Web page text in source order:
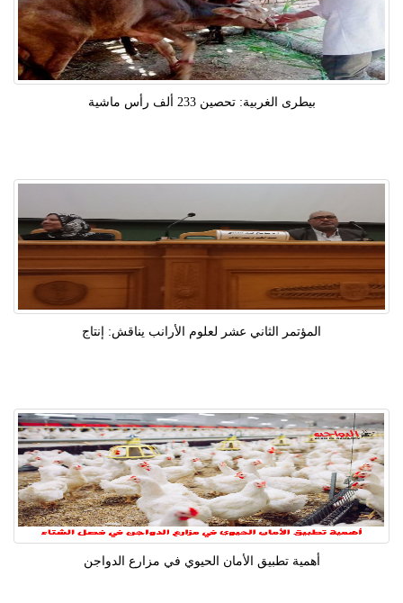
بيطرى الغربية: تحصين 233 ألف رأس ماشية
المؤتمر الثاني عشر لعلوم الأرانب يناقش: إنتاج
أهمية تطبيق الأمان الحيوي في مزارع الدواجن